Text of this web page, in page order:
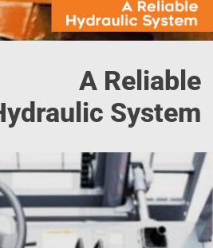
A Reliable
System